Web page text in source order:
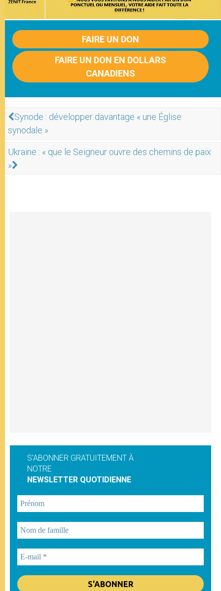
FAIRE UN DON
FAIRE UN DON EN DOLLARS
CANADIENS
Synode : développer davantage « une Église
synodale »
Ukraine : « que le Seigneur ouvre des chemins de paix
»
S'ABONNER GRATUITEMENT À
NOTRE
NEWSLETTER QUOTIDIENNE